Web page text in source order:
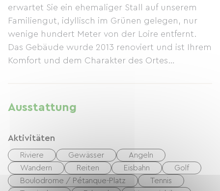
erwartet Sie ein ehemaliger Stall auf unserem
Familiengut, idyllisch im Grünen gelegen, nur
wenige hundert Meter von der Loire entfernt.
Das Gebäude wurde 2013 renoviert und ist Ihrem
Komfort und dem Charakter des Ortes
harmonisch und vereint einen natürlichen Chic,
natürlichen Materialien (Leinen, Rohholz etc.)
erzielt wird, mit einem Hauch von Vintage, der
durch sorgfältig ausgewählte und restaurierte
Möbel und Objekte unterstrichen wird. Die
Ausstattung
Aktivitäten
Riviere Gewässer
Angeln
Wandern
Reiten Eisbahn
Golf
Boulodrome / Pétanque-Platz
Tennis